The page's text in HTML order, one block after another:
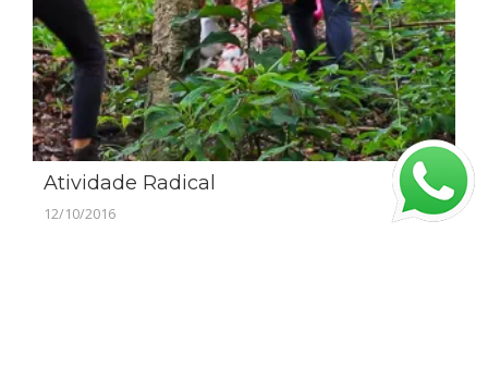
Atividade Radical
12/10/2016